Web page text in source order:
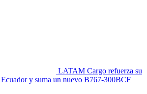
LATAM Cargo refuerza su
y suma un nuevo B767-300BCF